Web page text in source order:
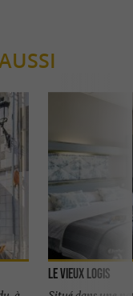
Le Vieux Logis